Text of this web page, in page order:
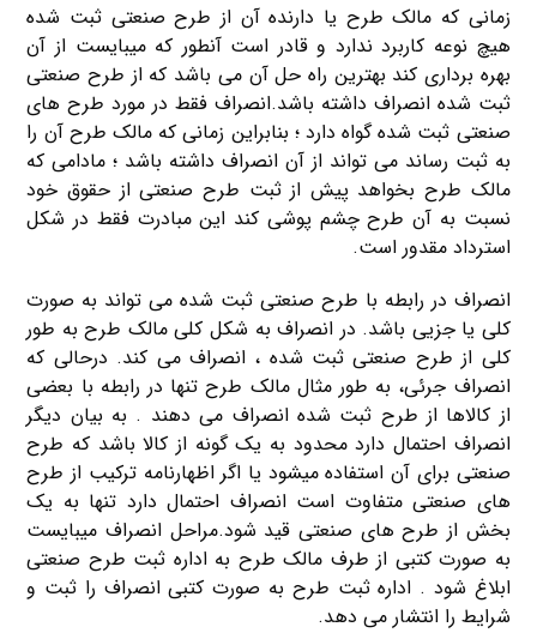
زمانی که مالک طرح یا دارنده آن از طرح صنعتی ثبت شده
هیچ نوعه کاربرد ندارد و قادر است آنطور که میبایست از آن
بهره برداری کند بهترین راه حل آن می باشد که از طرح صنعتی
ثبت شده انصراف داشته باشد.انصراف فقط در مورد طرح های
صنعتی ثبت شده گواه دارد ؛ بنابراین زمانی که مالک طرح آن را
به ثبت رساند می تواند از آن انصراف داشته باشد ؛ مادامی که
مالک طرح بخواهد پیش از ثبت طرح صنعتی از حقوق خود
نسبت به آن طرح چشم پوشی کند این مبادرت فقط در شکل
استرداد مقدور است.
انصراف در رابطه با طرح صنعتی ثبت شده می تواند به صورت
کلی یا جزیی باشد. در انصراف به شکل کلی مالک طرح به طور
کلی از طرح صنعتی ثبت شده ، انصراف می کند. درحالی که
انصراف جرئی، به طور مثال مالک طرح تنها در رابطه با بعضی
از کالاها از طرح ثبت شده انصراف می دهند . به بیان دیگر
انصراف احتمال دارد محدود به یک گونه از کالا باشد که طرح
صنعتی برای آن استفاده میشود یا اگر اظهارنامه ترکیب از طرح
های صنعتی متفاوت است انصراف احتمال دارد تنها به یک
بخش از طرح های صنعتی قید شود.مراحل انصراف میبایست
به صورت کتبی از طرف مالک طرح به اداره ثبت طرح صنعتی
ابلاغ شود . اداره ثبت طرح به صورت کتبی انصراف را ثبت و
شرایط را انتشار می دهد.